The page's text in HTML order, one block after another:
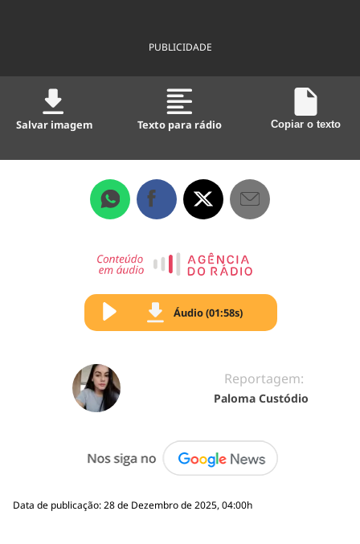
PUBLICIDADE
Salvar imagem Texto para rádio Copiar o texto
Áudio (01:58s)
Reportagem:
Paloma Custódio
Data de publicação: 28 de Dezembro de 2025, 04:00h